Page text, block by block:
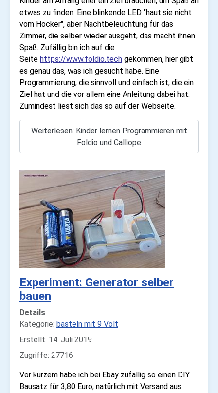
etwas zu finden. Eine blinkende LED "haut sie nicht
vom Hocker", aber Nachtbeleuchtung für das
Zimmer, die selber wieder ausgeht, das macht ihnen
Spaß. Zufällig bin ich auf die
Seite https://www.foldio.tech gekommen, hier gibt
es genau das, was ich gesucht habe. Eine
Programmierung, die sinnvoll und einfach ist, die ein
Ziel hat und die vor allem eine Anleitung dabei hat.
Zumindest liest sich das so auf der Webseite.
Weiterlesen: Kinder lernen Programmieren mit
Foldio und Calliope
Experiment: Generator selber
bauen
Details
Kategorie: basteln mit 9 Volt
Erstellt: 14. Juli 2019
Zugriffe: 27716
Vor kurzem habe ich bei Ebay zufällig so einen DIY
Bausatz für 3,80 Euro, natürlich mit Versand aus